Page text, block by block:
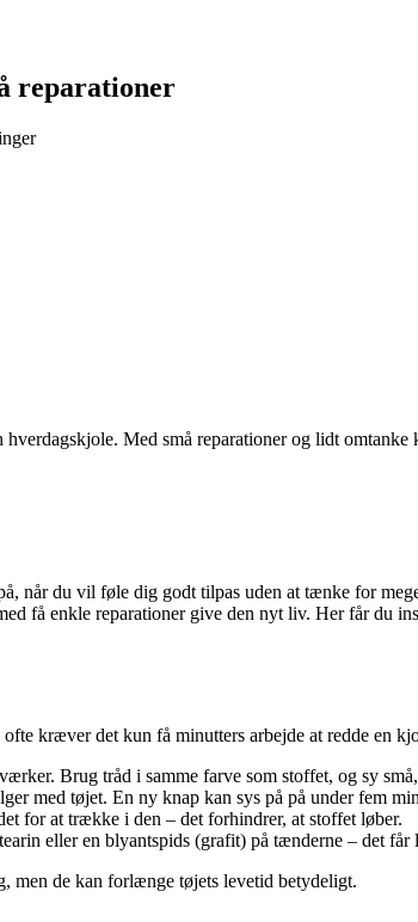
reparationer
Med små reparationer og lidt
når du vil føle dig godt tilpas uden at tænke for
få enkle reparationer give den nyt liv. Her får du
kræver det kun få minutters arbejde at redde en
Brug tråd i samme farve som stoffet, og sy
med tøjet. En ny knap kan sys på på under fem
for at trække i den – det forhindrer, at stoffet løber.
eller en blyantspids (grafit) på tænderne – det får
men de kan forlænge tøjets levetid betydeligt.